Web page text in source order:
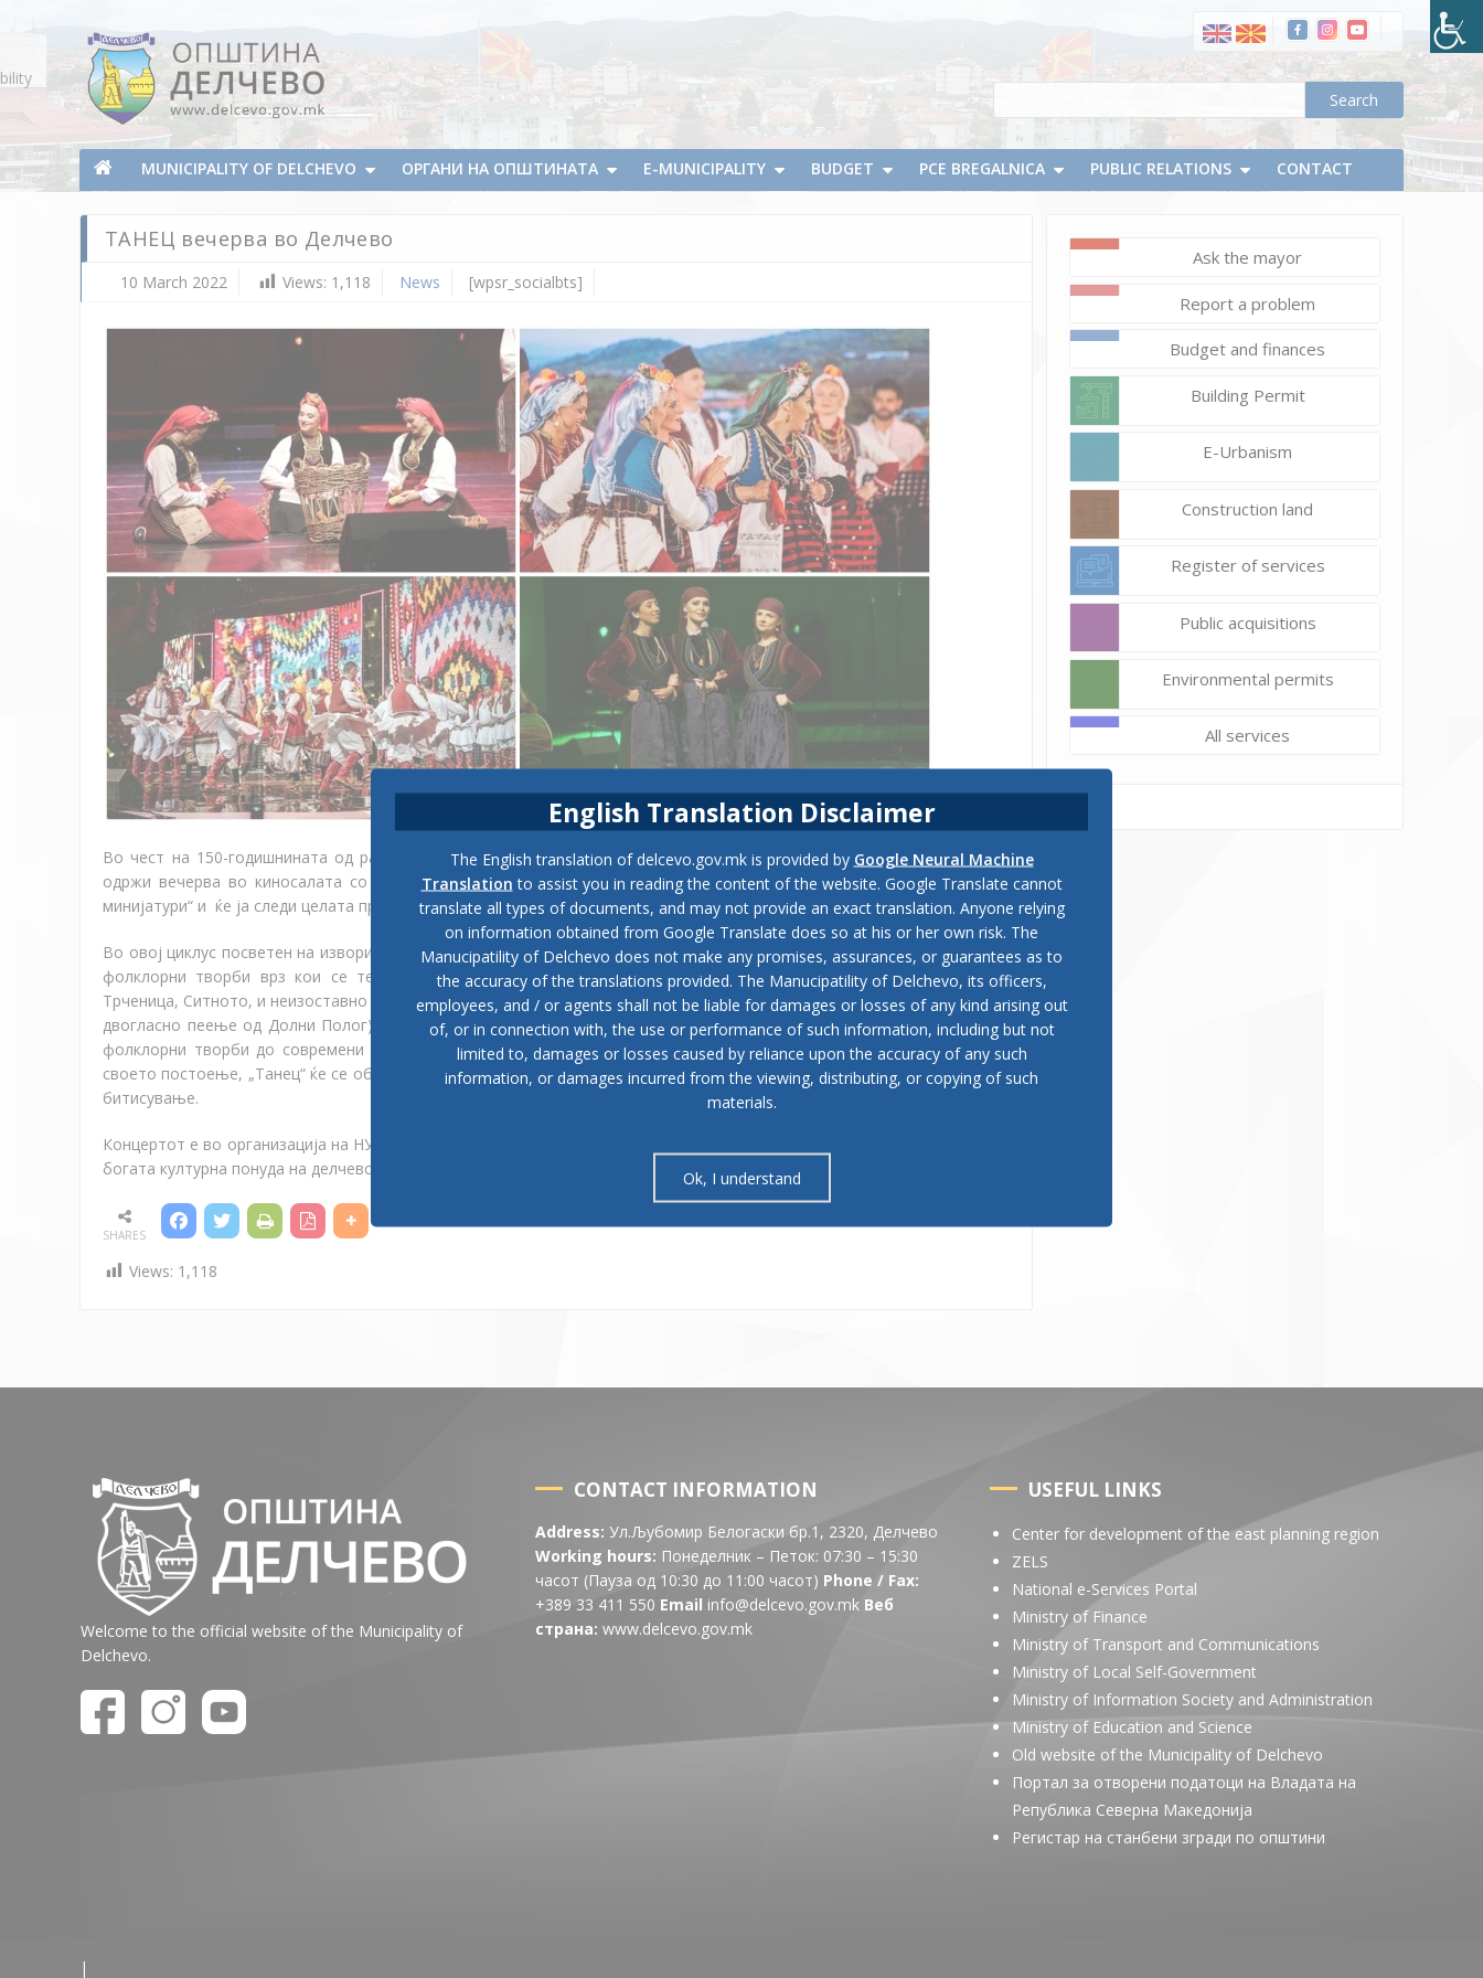
Municipality of Delchevo
Municipality of Delchevo
MUNICIPALITY OF DELCHEVO ОРГАНИ НА ОПШТИНАТА E-MUNICIPALITY BUDGET PCE BREGALNICA PUBLIC RELATIONS CONTACT
ТАНЕЦ вечерва во Делчево
10 March 2022 Views: 1,118 News [wpsr_socialbts]
March
2022
ТАНЕЦ
вечерва
во
Во чест на 150-годишнината од раѓањето на Гоце Делчев, ансамблот „Танец“ со концертот во Делчево кој ќе се
одржи вечерва во киносалата со почеток од 20 ч., ќе ја започне новата сезона. Концептот е наречен „Изворни
минијатури“ и ќе ја следи целата пролетна концертна серија низ државата.
Во овој циклус посветен на изворите, Танец"ќе изведува програма конципирана од фрагменти, односно автентични
фолклорни творби врз кои се темелат познатите кореографии наА нсамблот (песни и ора како Адана, Тоска,
Трченица, Ситното, и неизоставно формите кои се заштитени во УНЕСКО, како пијанечкото оро„Копачка"и машкото
двогласно пеење од Долни Полог). Со голем број концерти кои се дел од неколку различни концепти – од изворни
фолклорни творби до современи етнофузии, и во ова време-невреме, како и низ целиот период од 73 години од
своето постоење, „Танец“ ќе се обиде да остави длабок печат на оваа временска отсечка од македонското културно
битисување.
Концертот е во организација на НУЦК „Никола Јонков Вапцаров“ и, воедно, со овој концерт започнува и годинешната
богата културна понуда на делчевскиот Центар за култура.
SHARES
Views: 1,118
Ask the mayor
Report a problem
Budget and finances
Building Permit
E-Urbanism
Construction land
Register of services
Public acquisitions
Environmental permits
All services
Welcome to the official website of the Municipality of
Delchevo.
CONTACT INFORMATION
Address: Ул.Љубомир Белогаски бр.1, 2320, Делчево
Working hours: Понеделник – Петок: 07:30 – 15:30
часот (Пауза од 10:30 до 11:00 часот) Phone / Fax:
+389 33 411 550 Email info@delcevo.gov.mk Веб
страна: www.delcevo.gov.mk
USEFUL LINKS
Center for development of the east planning region
ZELS
National e-Services Portal
Ministry of Finance
Ministry of Transport and Communications
Ministry of Local Self-Government
Ministry of Information Society and Administration
Ministry of Education and Science
Old website of the Municipality of Delchevo
Портал за отворени податоци на Владата на
Република Северна Македонија
Регистар на станбени згради по општини
|
English Translation Disclaimer
The English translation of delcevo.gov.mk is provided by Google Neural Machine
Translation to assist you in reading the content of the website. Google Translate cannot
translate all types of documents, and may not provide an exact translation. Anyone relying
on information obtained from Google Translate does so at his or her own risk. The
Manucipatility of Delchevo does not make any promises, assurances, or guarantees as to
the accuracy of the translations provided. The Manucipatility of Delchevo, its officers,
employees, and / or agents shall not be liable for damages or losses of any kind arising out
of, or in connection with, the use or performance of such information, including but not
limited to, damages or losses caused by reliance upon the accuracy of any such
information, or damages incurred from the viewing, distributing, or copying of such
materials.
Ok, I understand